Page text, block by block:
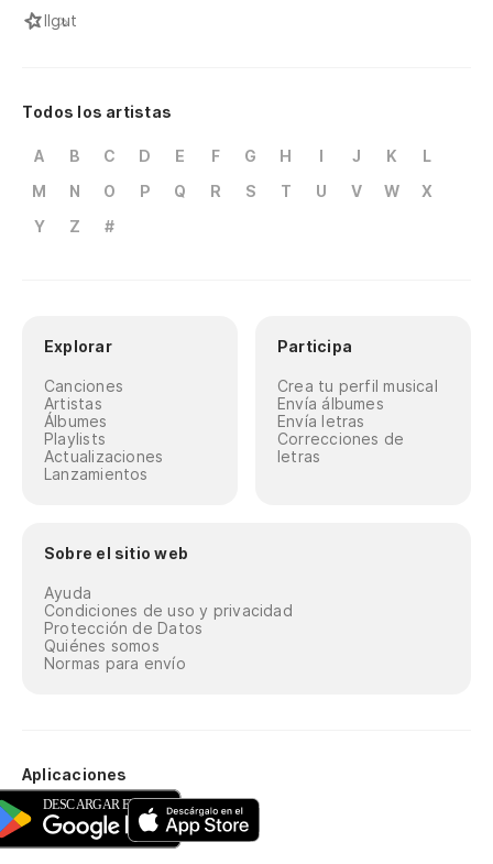
IIgut
Todos los artistas
A B C D E F G H I J K
L
M
N O P Q R S T U V W
X
Y
Z #
Explorar
Canciones
Artistas
Álbumes
Playlists
Actualizaciones
Lanzamientos
Participa
Crea tu perfil musical
Envía álbumes
Envía letras
Correcciones de
letras
Sobre el sitio web
Ayuda
Condiciones de uso y privacidad
Protección de Datos
Quiénes somos
Normas para envío
Aplicaciones